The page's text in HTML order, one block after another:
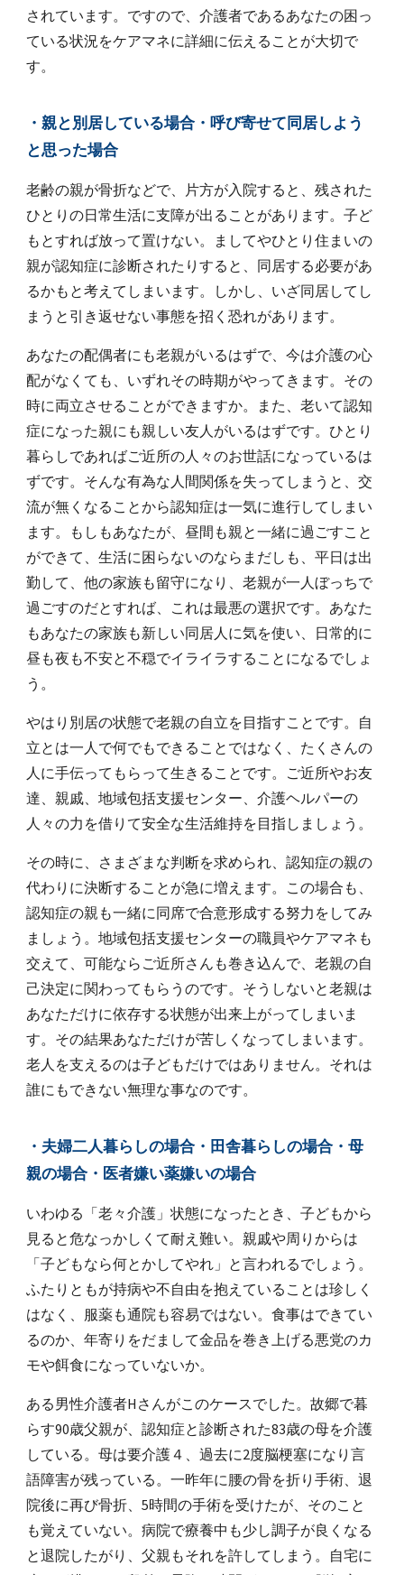
されています。ですので、介護者であるあなたの困っ
ている状況をケアマネに詳細に伝えることが大切で
す。
・親と別居している場合・呼び寄せて同居しよう
と思った場合
老齢の親が骨折などで、片方が入院すると、残された
ひとりの日常生活に支障が出ることがあります。子ど
もとすれば放って置けない。ましてやひとり住まいの
親が認知症に診断されたりすると、同居する必要があ
るかもと考えてしまいます。しかし、いざ同居してし
まうと引き返せない事態を招く恐れがあります。
あなたの配偶者にも老親がいるはずで、今は介護の心
配がなくても、いずれその時期がやってきます。その
時に両立させることができますか。また、老いて認知
症になった親にも親しい友人がいるはずです。ひとり
暮らしであればご近所の人々のお世話になっているは
ずです。そんな有為な人間関係を失ってしまうと、交
流が無くなることから認知症は一気に進行してしまい
ます。もしもあなたが、昼間も親と一緒に過ごすこと
ができて、生活に困らないのならまだしも、平日は出
勤して、他の家族も留守になり、老親が一人ぼっちで
過ごすのだとすれば、これは最悪の選択です。あなた
もあなたの家族も新しい同居人に気を使い、日常的に
昼も夜も不安と不穏でイライラすることになるでしょ
う。
やはり別居の状態で老親の自立を目指すことです。自
立とは一人で何でもできることではなく、たくさんの
人に手伝ってもらって生きることです。ご近所やお友
達、親戚、地域包括支援センター、介護ヘルパーの
人々の力を借りて安全な生活維持を目指しましょう。
その時に、さまざまな判断を求められ、認知症の親の
代わりに決断することが急に増えます。この場合も、
認知症の親も一緒に同席で合意形成する努力をしてみ
ましょう。地域包括支援センターの職員やケアマネも
交えて、可能ならご近所さんも巻き込んで、老親の自
己決定に関わってもらうのです。そうしないと老親は
あなただけに依存する状態が出来上がってしまいま
す。その結果あなただけが苦しくなってしまいます。
老人を支えるのは子どもだけではありません。それは
誰にもできない無理な事なのです。
・夫婦二人暮らしの場合・田舎暮らしの場合・母
親の場合・医者嫌い薬嫌いの場合
いわゆる「老々介護」状態になったとき、子どもから
見ると危なっかしくて耐え難い。親戚や周りからは
「子どもなら何とかしてやれ」と言われるでしょう。
ふたりともが持病や不自由を抱えていることは珍しく
はなく、服薬も通院も容易ではない。食事はできてい
るのか、年寄りをだまして金品を巻き上げる悪党のカ
モや餌食になっていないか。
ある男性介護者Hさんがこのケースでした。故郷で暮
らす90歳父親が、認知症と診断された83歳の母を介護
している。母は要介護４、過去に2度脳梗塞になり言
語障害が残っている。一昨年に腰の骨を折り手術、退
院後に再び骨折、5時間の手術を受けたが、そのこと
も覚えていない。病院で療養中も少し調子が良くなる
と退院したがり、父親もそれを許してしまう。自宅に